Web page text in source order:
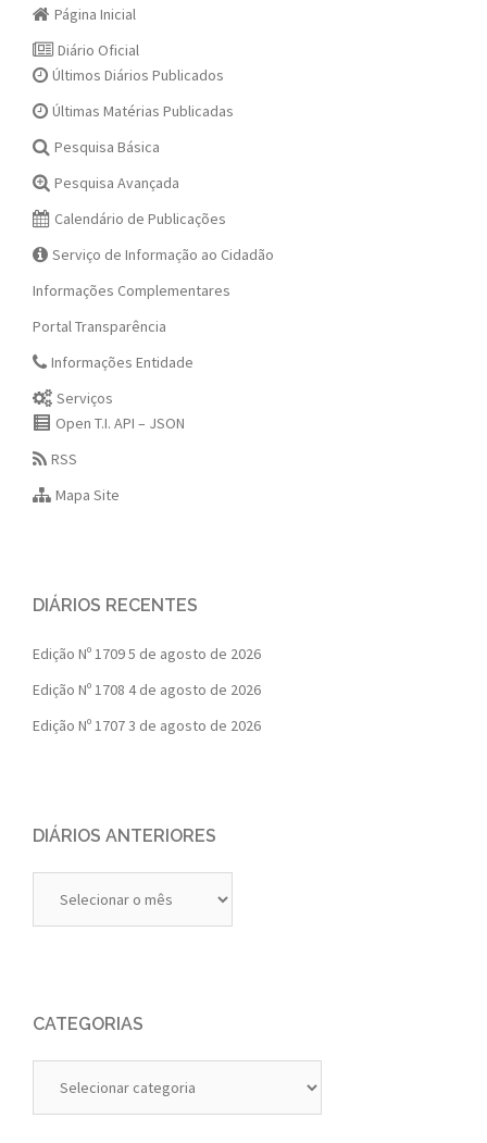
Página Inicial
Diário Oficial
Últimos Diários Publicados
Últimas Matérias Publicadas
Pesquisa Básica
Pesquisa Avançada
Calendário de Publicações
Serviço de Informação ao Cidadão
Informações Complementares
Portal Transparência
Informações Entidade
Serviços
Open T.I. API – JSON
RSS
Mapa Site
DIÁRIOS RECENTES
Edição Nº 17095 de agosto de 2026
Edição Nº 1708 4 de agosto de 2026
Edição Nº 17073 de agosto de 2026
DIÁRIOS ANTERIORES
Anteriores
CATEGORIAS